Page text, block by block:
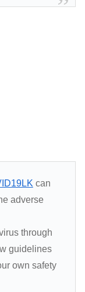
can
adverse
through
guidelines
own safety